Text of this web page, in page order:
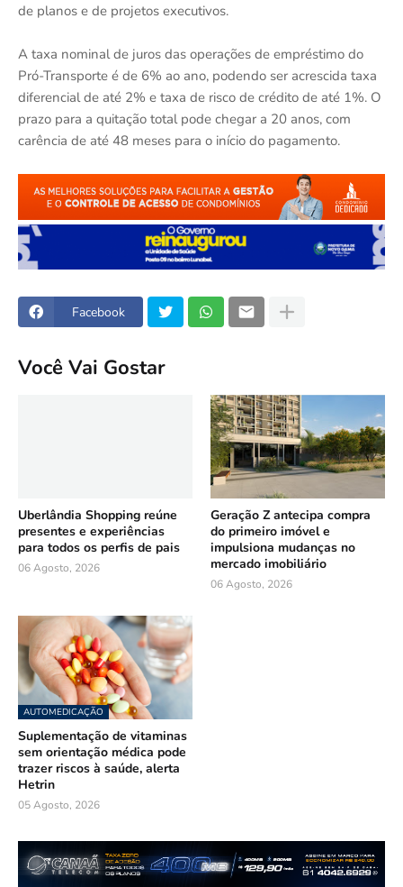
de planos e de projetos executivos.
A taxa nominal de juros das operações de empréstimo do
Pró-Transporte é de 6% ao ano, podendo ser acrescida taxa
diferencial de até 2% e taxa de risco de crédito de até 1%. O
prazo para a quitação total pode chegar a 20 anos, com
carência de até 48 meses para o início do pagamento.
Facebook
Você Vai Gostar
Uberlândia Shopping reúne
presentes e experiências
para todos os perfis de pais
06 Agosto, 2026
Geração Z antecipa compra
do primeiro imóvel e
impulsiona mudanças no
mercado imobiliário
06 Agosto, 2026
AUTOMEDICAÇÃO
Suplementação de vitaminas
sem orientação médica pode
trazer riscos à saúde, alerta
Hetrin
05 Agosto, 2026